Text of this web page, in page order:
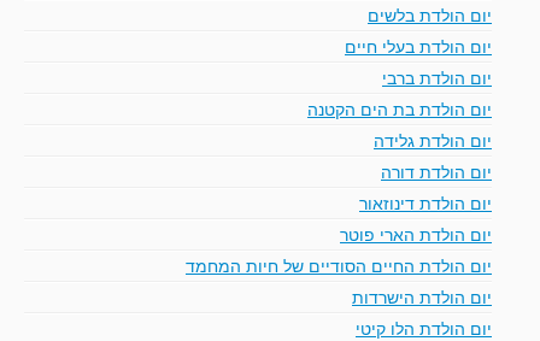
יום הולדת בלשים
יום הולדת בעלי חיים
יום הולדת ברבי
יום הולדת בת הים הקטנה
יום הולדת גלידה
יום הולדת דורה
יום הולדת דינוזאור
יום הולדת הארי פוטר
יום הולדת החיים הסודיים של חיות המחמד
יום הולדת הישרדות
יום הולדת הלו קיטי